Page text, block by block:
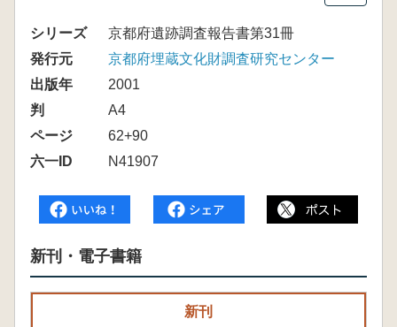
シリーズ
京都府遺跡調査報告書第31冊
発行元
京都府埋蔵文化財調査研究センター
出版年
2001
判
A4
ページ
62+90
六一ID
N41907
新刊・電子書籍
新刊